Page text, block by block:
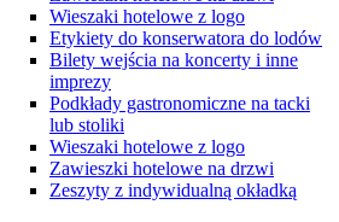
Wieszaki hotelowe z logo
Etykiety do konserwatora do lodów
Bilety wejścia na koncerty i inne
imprezy
Podkłady gastronomiczne na tacki
lub stoliki
Wieszaki hotelowe z logo
Zawieszki hotelowe na drzwi
Zeszyty z indywidualną okładką